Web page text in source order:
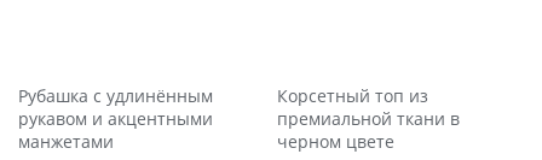
Рубашка с удлинённым
рукавом и акцентными
манжетами
Корсетный топ из
премиальной ткани в
черном цвете